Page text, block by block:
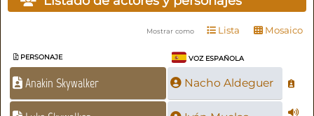
Mostrar como Lista Mosaico
PERSONAJE VOZ ESPAÑOLA
Anakin Skywalker Nacho Aldeguer